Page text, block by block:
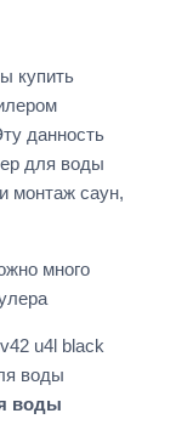
купить
данность
для воды
монтаж саун,
много
u4l black
воды
воды